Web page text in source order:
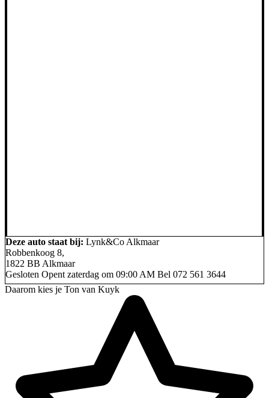
Deze auto staat bij: Lynk&Co Alkmaar
Robbenkoog 8,
1822 BB Alkmaar
Gesloten Opent zaterdag om 09:00 AM Bel 072 561 3644
Daarom kies je Ton van Kuyk